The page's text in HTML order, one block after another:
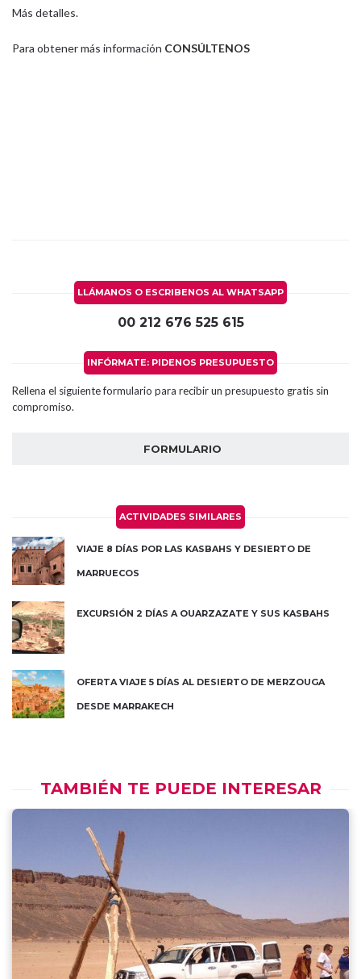
Más detalles.
Para obtener más información CONSÚLTENOS
LLÁMANOS O ESCRIBENOS AL WHATSAPP
00 212 676 525 615
INFÓRMATE: PIDENOS PRESUPUESTO
Rellena el siguiente formulario para recibir un presupuesto gratis sin
compromiso.
FORMULARIO
ACTIVIDADES SIMILARES
VIAJE 8 DÍAS POR LAS KASBAHS Y DESIERTO DE
MARRUECOS
EXCURSIÓN 2 DÍAS A OUARZAZATE Y SUS KASBAHS
OFERTA VIAJE 5 DÍAS AL DESIERTO DE MERZOUGA
DESDE MARRAKECH
TAMBIÉN TE PUEDE INTERESAR